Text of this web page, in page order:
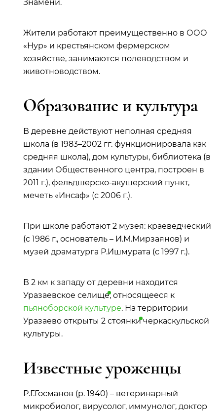
Знамени.
Жители работают преимущественно в ООО
«Нур» и крестьянском фермерском
хозяйстве, занимаются полеводством и
животноводством.
Образование и культура
В деревне действуют неполная средняя
школа (в 1983–2002 гг. функционировала как
средняя школа), дом культуры, библиотека (в
здании Общественного центра, построен в
2011 г.), фельдшерско-акушерский пункт,
мечеть «Инсаф» (с 2006 г.).
При школе работают 2 музея: краеведческий
(с 1986 г., основатель – И.М.Мирзаянов) и
музей драматурга Р.Ишмурата (с 1997 г.).
В 2 км к западу от деревни находится
Уразаевское селище, относящееся к
пьяноборской культуре. На территории
Уразаево открыты 2 стоянкичеркаскульской
культуры.
Известные уроженцы
Р.Г.Госманов (р. 1940) – ветеринарный
микробиолог, вирусолог, иммунолог, доктор